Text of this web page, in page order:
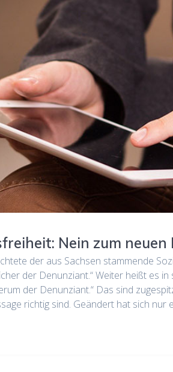
Nein zum
der aus Sachsen stammende
der Denunziant.“ Weiter heißt es
der Denunziant.“ Das sind
richtig sind. Geändert hat sich nur